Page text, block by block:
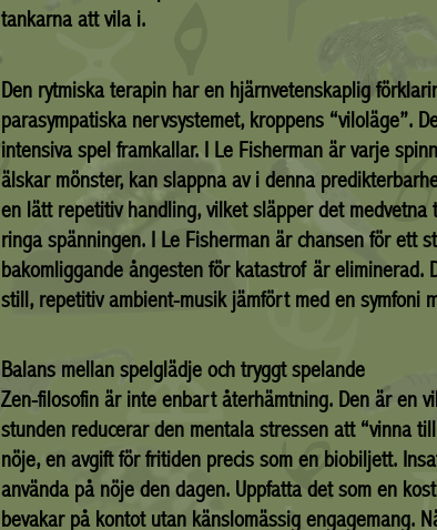
tankarna att vila i.
Den rytmiska terapin har en hjärnvetenskaplig
parasympatiska nervsystemet, kroppens “viloläge”.
intensiva spel framkallar. I Le Fisherman är varje
älskar mönster, kan slappna av i denna
en lätt repetitiv handling, vilket släpper det
ringa spänningen. I Le Fisherman är chansen för ett
bakomliggande ångesten för katastrof är
still, repetitiv ambient-musik jämfört med en symfoni
Balans mellan spelglädje och tryggt spelande
Zen-filosofin är inte enbart återhämtning. Den är en
stunden reducerar den mentala stressen att “vinna
nöje, en avgift för fritiden precis som en biobiljett.
använda på nöje den dagen. Uppfatta det som en
bevakar på kontot utan känslomässig engagemang.